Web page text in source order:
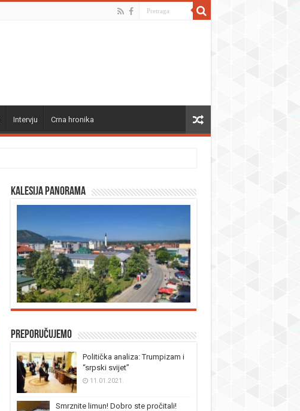
Intervju Crna hronika
Kalesija panorama
Preporučujemo
Politička analiza: Trumpizam i
“srpski svijet”
11.01.2021.
Smrznite limun! Dobro ste pročitali!